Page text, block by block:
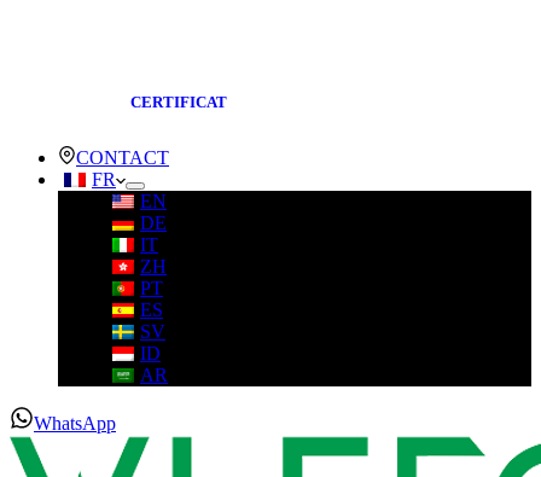
CERTIFICAT
CONTACT
FR
EN
DE
IT
ZH
PT
ES
SV
ID
AR
WhatsApp